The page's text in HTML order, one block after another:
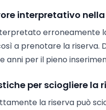
interpretativo
erroneamente
a prenotare la riserva.
anni per il pieno
per sciogliere la
la riserva può